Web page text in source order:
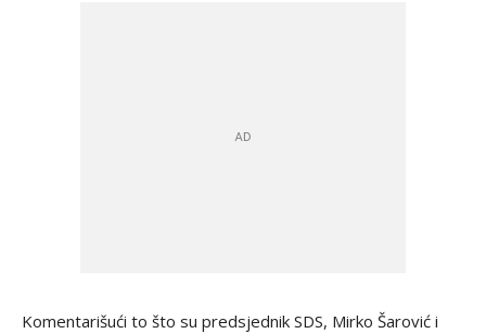
Komentarišući to što su predsjednik SDS, Mirko Šarović i